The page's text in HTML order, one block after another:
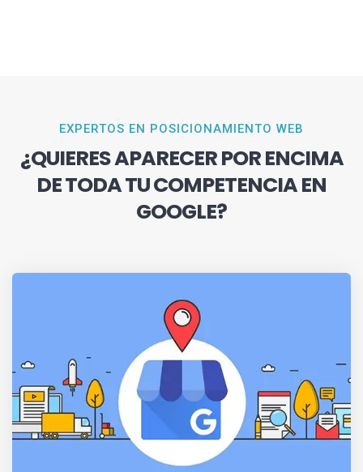
EXPERTOS EN POSICIONAMIENTO WEB
¿QUIERES APARECER POR ENCIMA
DE TODA TU COMPETENCIA EN
GOOGLE?